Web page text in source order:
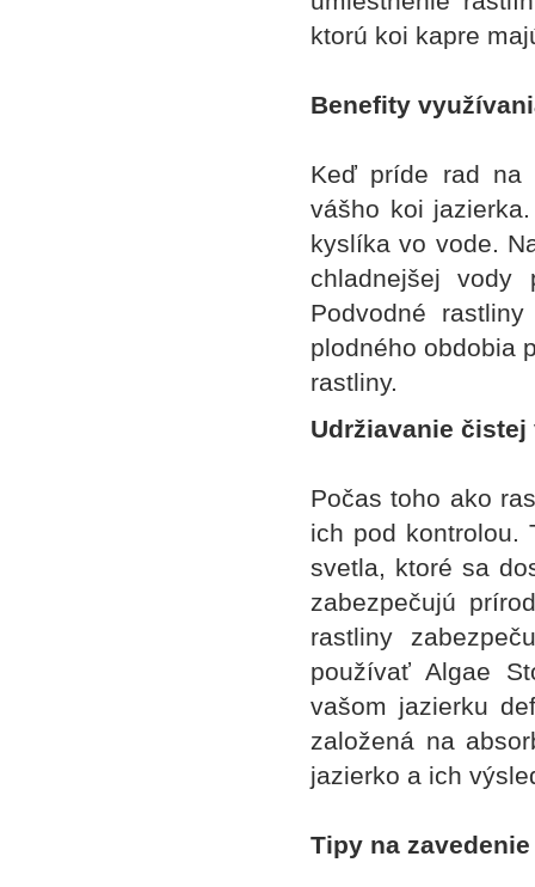
ktorú koi kapre
Benefity
Keď príde rad na
vášho koi
kyslíka vo vode.
chladnejšej vody
Podvodné
plodného obdobia
rastliny.
Udržiavanie čistej
Počas toho ako
ich pod kontrolou.
svetla, ktoré sa
zabezpečujú
rastliny
používať Algae
vašom jazierku
založená na
jazierko a ich
Tipy na